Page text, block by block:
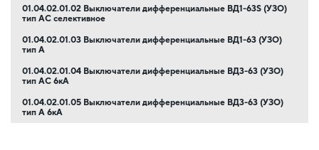
дифференциальной защиты KARAT
01.04.02.01.02 Выключатели дифференциальные ВД1-63S (УЗО)
тип AC селективное
01.04.02.01.03 Выключатели дифференциальные ВД1-63 (УЗО)
тип A
01.04.02.01.04 Выключатели дифференциальные ВД3-63 (УЗО)
тип AC 6кА
01.04.02.01.05 Выключатели дифференциальные ВД3-63 (УЗО)
тип A 6кА